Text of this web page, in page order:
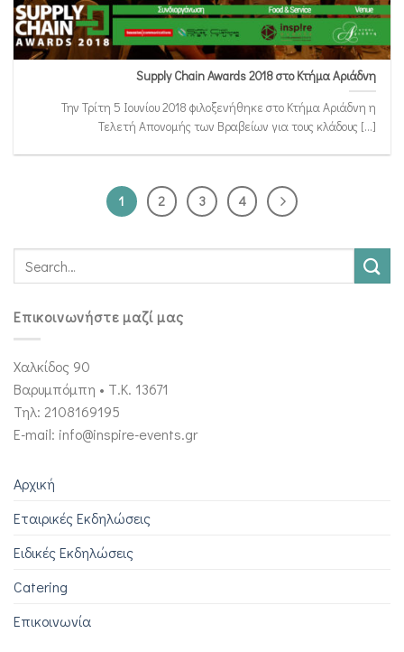
Supply Chain Awards 2018 στο Κτήμα Αριάδνη
Την Τρίτη 5 Ιουνίου 2018 φιλοξενήθηκε στο Κτήμα Αριάδνη η
Τελετή Απονομής των Βραβείων για τους κλάδους [...]
1 2 3 4
Επικοινωνήστε μαζί μας
Χαλκίδος 90
Βαρυμπόμπη • Τ.Κ. 13671
Τηλ: 2108169195
E-mail: info@inspire-events.gr
Αρχική
Εταιρικές Εκδηλώσεις
Ειδικές Εκδηλώσεις
Catering
Επικοινωνία